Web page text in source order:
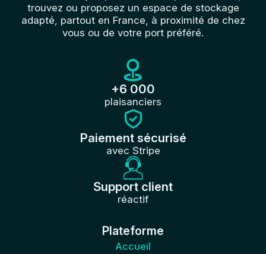
trouvez ou proposez un espace de stockage
adapté, partout en France, à proximité de chez
vous ou de votre port préféré.
+6 000
plaisanciers
Paiement sécurisé
avec Stripe
Support client
réactif
Plateforme
Accueil